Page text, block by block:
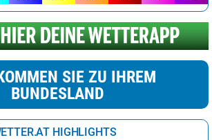
SIE ZU IHREM
BUNDESLAND
HIGHLIGHTS